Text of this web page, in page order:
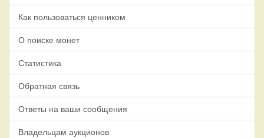
Как пользоваться ценником
О поиске монет
Статистика
Обратная связь
Ответы на ваши сообщения
Владельцам аукционов